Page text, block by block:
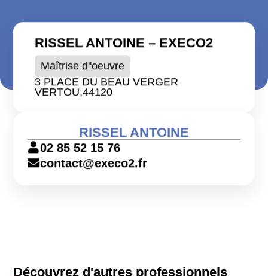
RISSEL ANTOINE – EXECO2
Maîtrise d''oeuvre
3 PLACE DU BEAU VERGER
VERTOU,44120
RISSEL ANTOINE
02 85 52 15 76
contact@execo2.fr
Découvrez d'autres professionnels